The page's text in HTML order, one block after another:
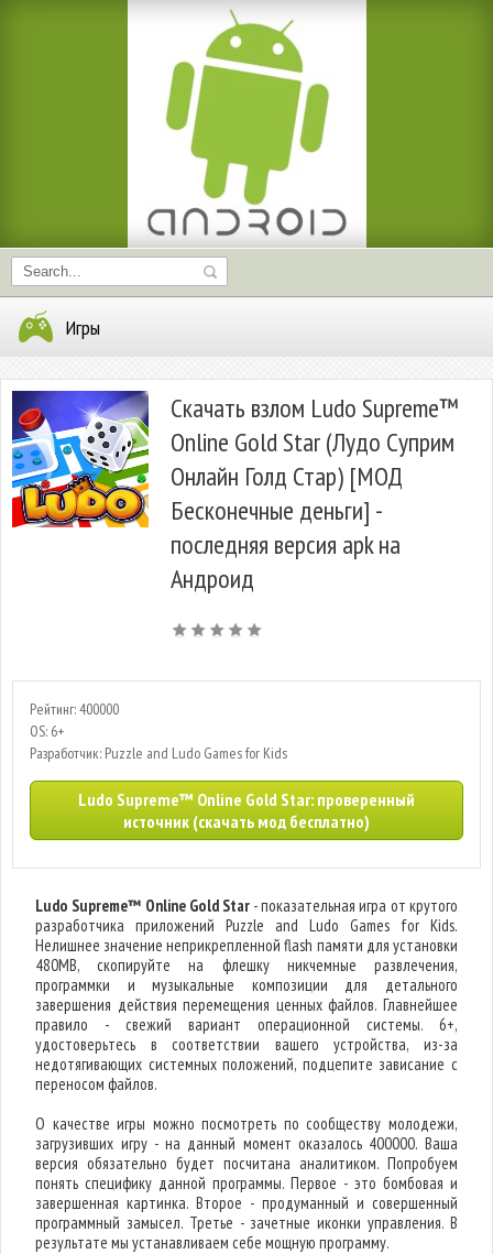
Игры
Скачать взлом Ludo Supreme™
Online Gold Star (Лудо Суприм
Онлайн Голд Стар) [МОД
Бесконечные деньги] -
последняя версия apk на
Андроид
Рейтинг: 400000
OS: 6+
Разработчик: Puzzle and Ludo Games for Kids
Ludo Supreme™ Online Gold Star: проверенный
источник (скачать мод бесплатно)
Ludo Supreme™ Online Gold Star- показательная игра от крутого
разработчика приложений Puzzle and Ludo Games for Kids.
Нелишнее значение неприкрепленной flash памяти для установки
480MB, скопируйте на флешку никчемные развлечения,
программки и музыкальные композиции для детального
завершения действия перемещения ценных файлов. Главнейшее
правило - свежий вариант операционной системы. 6+,
удостоверьтесь в соответствии вашего устройства, из-за
недотягивающих системных положений, подцепите зависание с
переносом файлов.
О качестве игры можно посмотреть по сообществу молодежи,
загрузивших игру - на данный момент оказалось 400000. Ваша
версия обязательно будет посчитана аналитиком. Попробуем
понять специфику данной программы. Первое - это бомбовая и
завершенная картинка. Второе - продуманный и совершенный
программный замысел. Третье - зачетные иконки управления. В
результате мы устанавливаем себе мощную программу.